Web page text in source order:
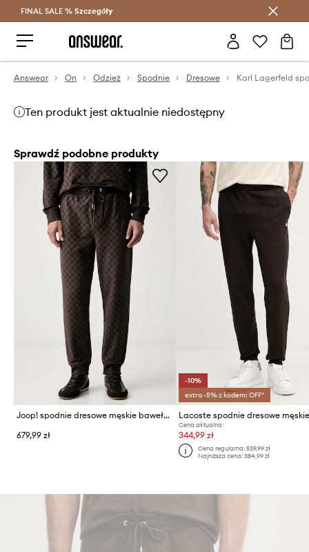
Oszczędzaj z Answear Club >
FINAL SALE % Szczegóły
Answear On Odzież Spodnie Dresowe Karl Lagerfeld
Ten produkt jest aktualnie niedostępny
Sprawdź podobne produkty
Joop! spodnie dresowe męskie bawełniane z elastanem
679,99 zł
-10%
extra -5% z kodem: OFF*
Cena aktualna:
344,99 zł
Cena regularna: 539,99 zł
Najniższa cena: 384,99 zł